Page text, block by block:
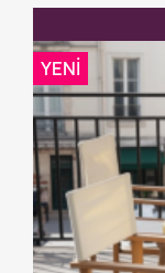
YENI